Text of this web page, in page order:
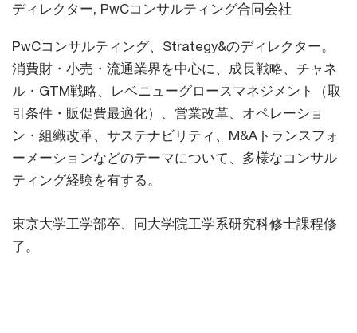
ディレクター, PwCコンサルティング合同会社
PwCコンサルティング、Strategy&のディレクター。
消費財・小売・流通業界を中心に、成長戦略、チャネ
ル・GTM戦略、レベニューグロースマネジメント（取
引条件・販促費最適化）、営業改革、オペレーショ
ン・組織改革、サステナビリティ、M&Aトランスフォ
ーメーションなどのテーマについて、多様なコンサル
ティング経験を有する。
東京大学工学部卒、同大学院工学系研究科修士課程修
了。